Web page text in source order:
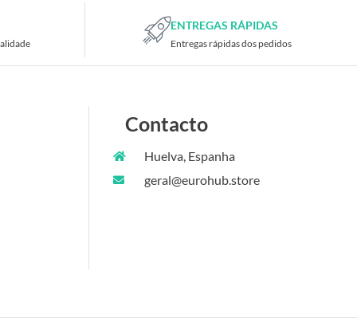
ENTREGAS RÁPIDAS
Entregas rápidas dos pedidos
Contacto
Huelva, Espanha
geral@eurohub.store